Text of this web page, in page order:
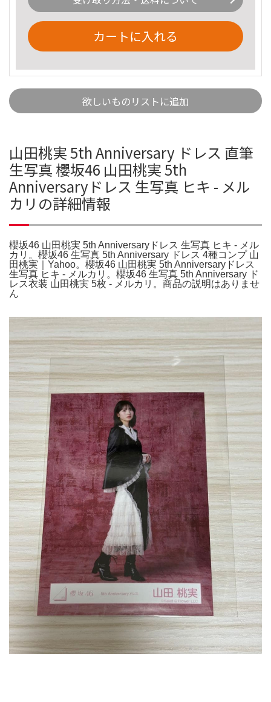
カートに入れる
欲しいものリストに追加
山田桃実 5th Anniversary ドレス 直筆
生写真 櫻坂46 山田桃実 5th
Anniversaryドレス 生写真 ヒキ - メル
カリの詳細情報
櫻坂46 山田桃実 5th Anniversaryドレス 生写真 ヒキ - メル
カリ。櫻坂46 生写真 5th Anniversary ドレス 4種コンプ 山
田桃実｜Yahoo。櫻坂46 山田桃実 5th Anniversaryドレス
生写真 ヒキ - メルカリ。櫻坂46 生写真 5th Anniversary ド
レス衣装 山田桃実 5枚 - メルカリ。商品の説明はありませ
ん